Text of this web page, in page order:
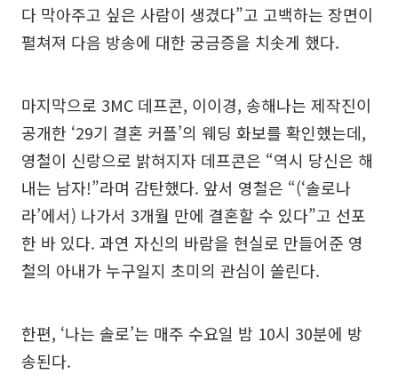
다 막아주고 싶은 사람이 생겼다”고 고백하는 장면이
펼쳐져 다음 방송에 대한 궁금증을 치솟게 했다.
마지막으로 3MC 데프콘, 이이경, 송해나는 제작진이
공개한 ‘29기 결혼 커플’의 웨딩 화보를 확인했는데,
영철이 신랑으로 밝혀지자 데프콘은 “역시 당신은 해
내는 남자!”라며 감탄했다. 앞서 영철은 “(‘솔로나
라’에서) 나가서 3개월 만에 결혼할 수 있다”고 선포
한 바 있다. 과연 자신의 바람을 현실로 만들어준 영
철의 아내가 누구일지 초미의 관심이 쏠린다.
한편, ‘나는 솔로’는 매주 수요일 밤 10시 30분에 방
송된다.